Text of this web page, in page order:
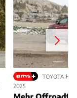
TOYOTA
2025